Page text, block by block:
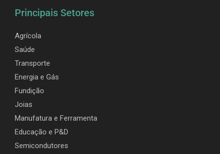
Principais Setores
Agrícola
Saúde
Transporte
Energia e Gás
Fundição
Joias
Manufatura e Ferramenta
Educação e P&D
Semicondutores